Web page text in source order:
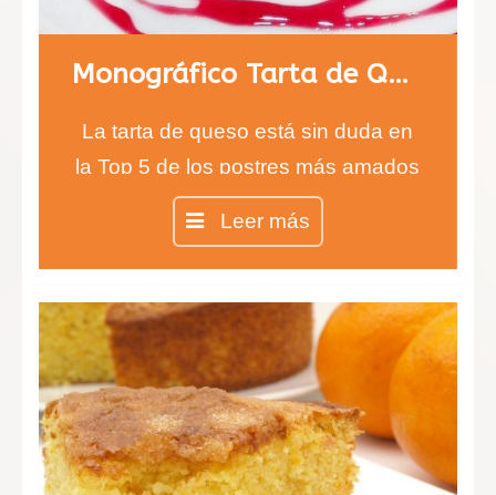
Monográfico Tarta de Queso
La tarta de queso está sin duda en
la Top 5 de los postres más amados
del mundo y no importa si prefieres
la tarta de queso sin horno o la
clásica, lo más importante es su
exquisito sabor.
Leer más